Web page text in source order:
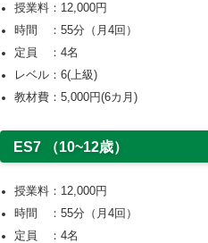
授業料：12,000円
時間 ：55分（月4回）
定員 ：4名
レベル：6(上級)
教材費：5,000円(6カ月)
ES7 （10~12歳）
授業料：12,000円
時間 ：55分（月4回）
定員 ：4名